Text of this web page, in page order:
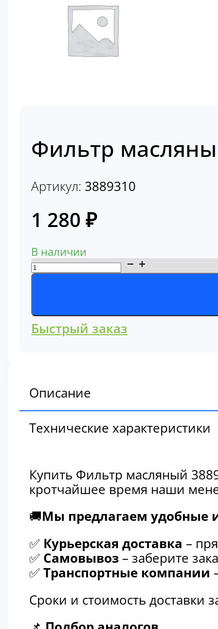
Фильтр
Артикул: 3889310
1 280 ₽
В наличии
Количество
товара
масляный
3889310
Быстрый заказ
Описание
Технические характеристики
Купить Фильтр масляный
кротчайшее время наши
🚚Мы предлагаем удобные
✅ Курьерская доставка –
✅ Самовывоз – заберите
✅ Транспортные компании
Сроки и стоимость доставки